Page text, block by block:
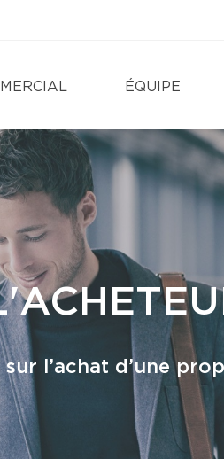
ÉQUIPE
l’achat d’une